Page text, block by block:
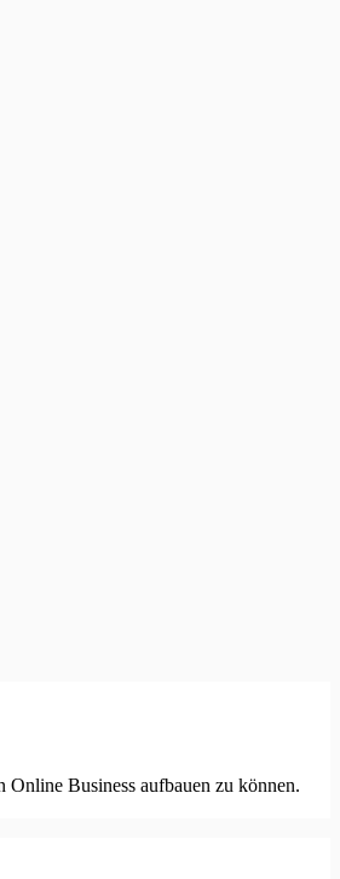
Business aufbauen zu können.